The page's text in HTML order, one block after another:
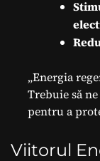
„Energia
Trebuie să
pentru a
Viitorul